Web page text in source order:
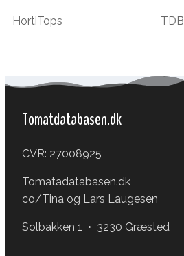
HortiTops TDB
Tomatdatabasen.dk
CVR: 27008925
Tomatadatabasen.dk
co/Tina og Lars Laugesen
Solbakken 1 • 3230 Græsted